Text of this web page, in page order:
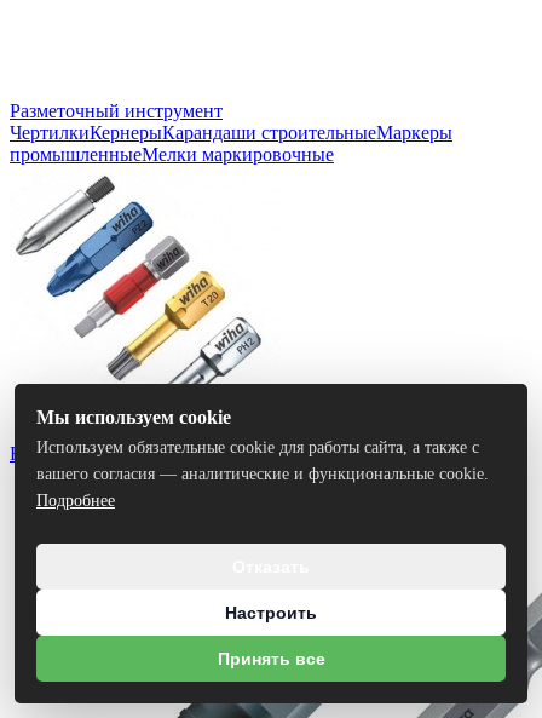
Разметочный инструмент
ЧертилкиКернерыКарандаши строительныеМаркеры
промышленныеМелки маркировочные
Биты
Мы используем cookie
Используем обязательные cookie для работы сайта, а также с
вашего согласия — аналитические и функциональные cookie.
Подробнее
Настроить
Принять все